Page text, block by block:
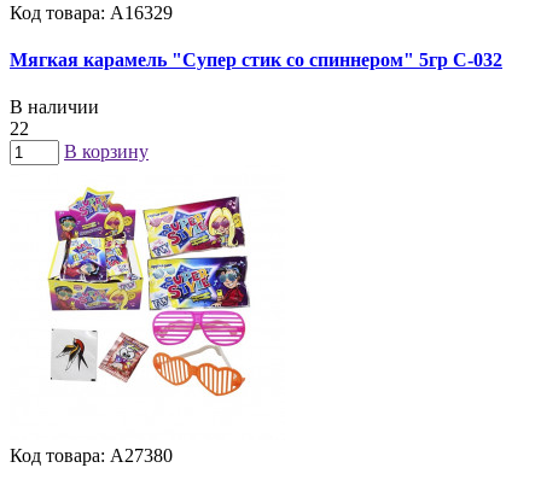
Код товара: А16329
Мягкая карамель "Супер стик со спиннером" 5гр C-032
В наличии
22
В корзину
Код товара: А27380